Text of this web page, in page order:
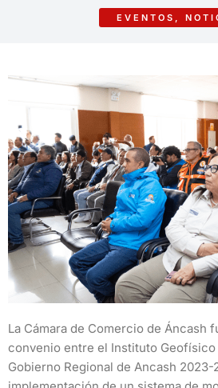
EVENTOS ,
La Cámara de Comercio de Áncash
convenio entre el Instituto Geofísico
Gobierno Regional de Ancash 2023-